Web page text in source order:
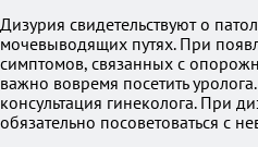
Дизурия свидетельствуют о
мочевыводящих путях. При
симптомов, связанных с
важно вовремя посетить
консультация гинеколога. При
обязательно посоветоваться с